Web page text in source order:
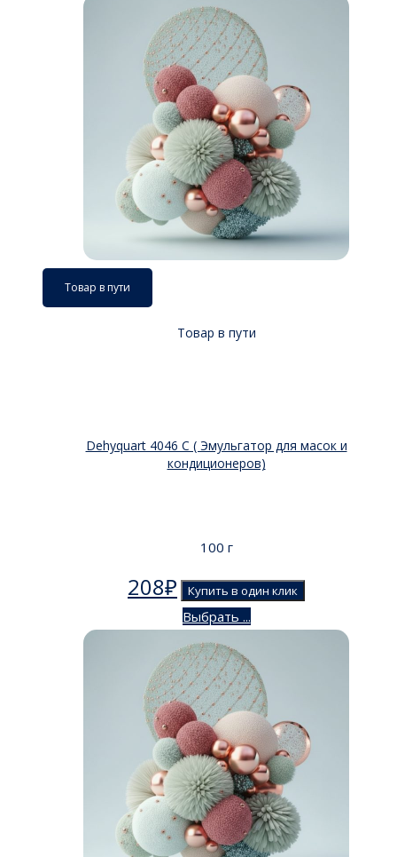
Товар в пути
Товар в пути
Dehyquart 4046 C ( Эмульгатор для масок и
кондиционеров)
100 г
208₽ Купить в один клик
Выбрать ...